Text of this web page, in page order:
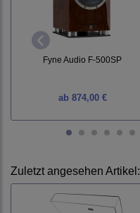
Fyne Audio F-500SP
ab874,00 €
Zuletzt angesehen Artikel: